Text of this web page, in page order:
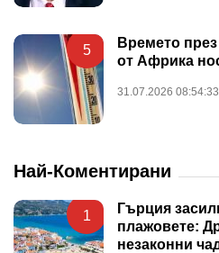
5
Времето
от Африка
31.07.2026 08:54:33
Най-Коментирани
1
Гърция
плажовете:
незаконни